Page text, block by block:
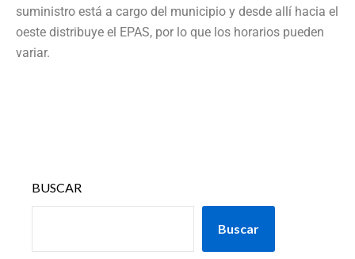
suministro está a cargo del municipio y desde allí hacia el
oeste distribuye el EPAS, por lo que los horarios pueden
variar.
BUSCAR
Buscar